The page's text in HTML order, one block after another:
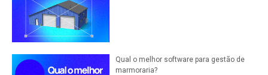
Qual o melhor software para gestão de
marmoraria?